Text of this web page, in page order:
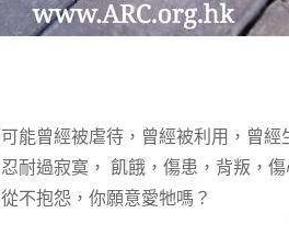
能曾經被虐待，曾經被利用，曾經
耐過寂寞， 飢餓，傷患，背叛，傷
不抱怨，你願意愛牠嗎？